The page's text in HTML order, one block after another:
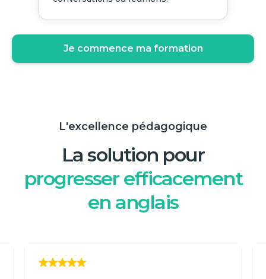
Je commence ma formation
L'excellence pédagogique
La solution pour
progresser efficacement
en anglais